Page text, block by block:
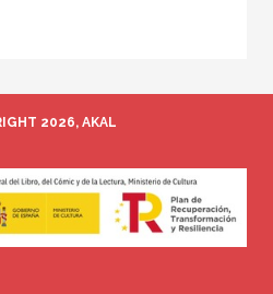
2026, AKAL